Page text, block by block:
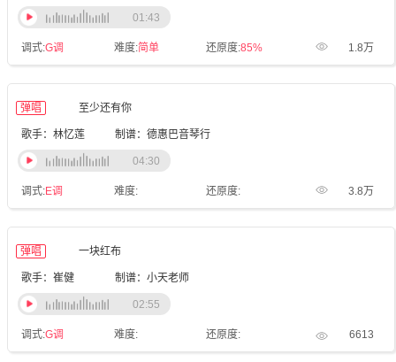
调式:G调 难度:简单 还原度:85% 1.8万
01:43
弹唱 至少还有你
歌手：林忆莲 制谱：德惠巴音琴行
调式:E调 难度: 还原度: 3.8万
04:30
弹唱 一块红布
歌手：崔健 制谱：小天老师
调式:G调 难度: 还原度: 6613
02:55